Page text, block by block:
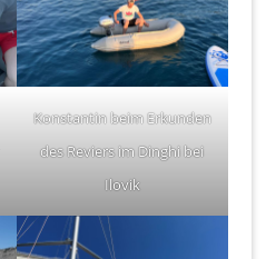
Konstantin beim Erkunden
des Reviers im Dinghi bei
Ilovik